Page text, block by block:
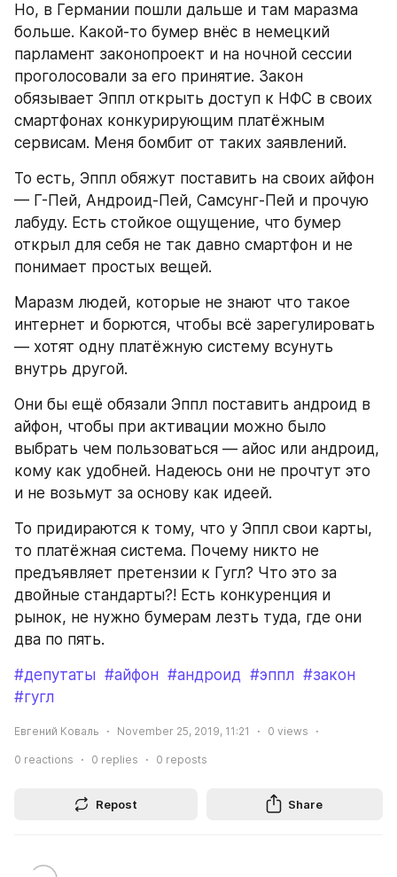
Но, в Германии пошли дальше и там маразма
больше. Какой-то бумер внёс в немецкий
парламент законопроект и на ночной сессии
проголосовали за его принятие. Закон
обязывает Эппл открыть доступ к НФС в своих
смартфонах конкурирующим платёжным
сервисам. Меня бомбит от таких заявлений.
То есть, Эппл обяжут поставить на своих айфон
— Г-Пей, Андроид-Пей, Самсунг-Пей и прочую
лабуду. Есть стойкое ощущение, что бумер
открыл для себя не так давно смартфон и не
понимает простых вещей.
Маразм людей, которые не знают что такое
интернет и борются, чтобы всё зарегулировать
— хотят одну платёжную систему всунуть
внутрь другой.
Они бы ещё обязали Эппл поставить андроид в
айфон, чтобы при активации можно было
выбрать чем пользоваться — айос или андроид,
кому как удобней. Надеюсь они не прочтут это
и не возьмут за основу как идеей.
То придираются к тому, что у Эппл свои карты,
то платёжная система. Почему никто не
предъявляет претензии к Гугл? Что это за
двойные стандарты?! Есть конкуренция и
рынок, не нужно бумерам лезть туда, где они
два по пять.
#депутаты #айфон #андроид #эппл #закон
#гугл
Евгений Коваль November 25, 2019, 11:21 0 views
0 reactions 0 replies 0 reposts
Repost Share